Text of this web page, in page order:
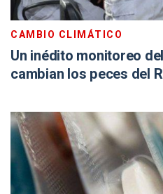
CAMBIO CLIMÁTICO
Un inédito monitoreo
cambian los peces del